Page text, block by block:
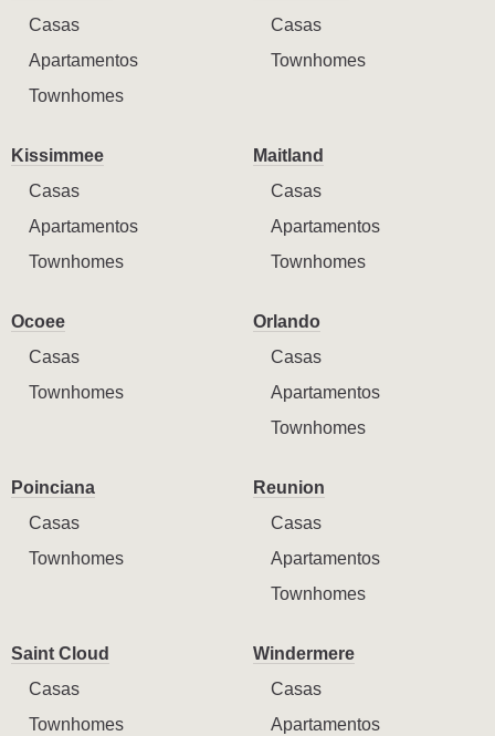
Casas
Apartamentos
Townhomes
Casas
Townhomes
Kissimmee
Casas
Apartamentos
Townhomes
Maitland
Casas
Apartamentos
Townhomes
Ocoee
Casas
Townhomes
Orlando
Casas
Apartamentos
Townhomes
Poinciana
Casas
Townhomes
Reunion
Casas
Apartamentos
Townhomes
Saint Cloud
Casas
Townhomes
Windermere
Casas
Apartamentos